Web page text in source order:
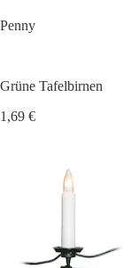
Penny
Grüne Tafelbirnen
1,69 €